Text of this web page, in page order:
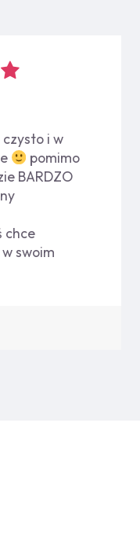
i w
pomimo
BARDZO
chce
swoim